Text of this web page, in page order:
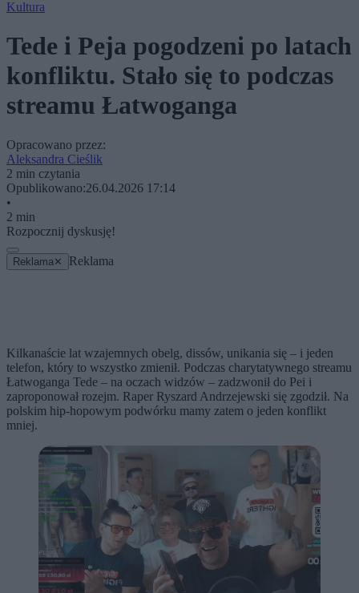
Kultura
Tede i Peja pogodzeni po latach
konfliktu. Stało się to podczas
streamu Łatwoganga
Opracowano przez:
Aleksandra Cieślik
2 min czytania
Opublikowano:26.04.2026 17:14
•
2 min
Rozpocznij dyskusję!
Reklama ✕ Reklama
Kilkanaście lat wzajemnych obelg, dissów, unikania się – i jeden
telefon, który to wszystko zmienił. Podczas charytatywnego streamu
Łatwoganga Tede – na oczach widzów – zadzwonił do Pei i
zaproponował rozejm. Raper Ryszard Andrzejewski się zgodził. Na
polskim hip-hopowym podwórku mamy zatem o jeden konflikt
mniej.